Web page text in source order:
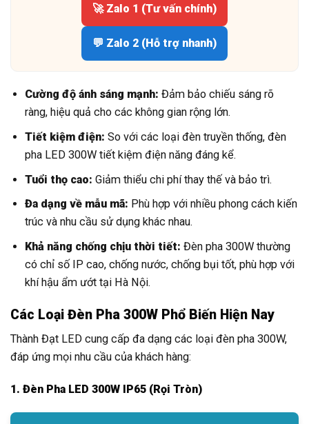
🚀 Zalo 1 (Tư vấn chính)
💬 Zalo 2 (Hỗ trợ nhanh)
Cường độ ánh sáng mạnh: Đảm bảo chiếu sáng rõ
ràng, hiệu quả cho các không gian rộng lớn.
Tiết kiệm điện: So với các loại đèn truyền thống, đèn
pha LED 300W tiết kiệm điện năng đáng kể.
Tuổi thọ cao: Giảm thiểu chi phí thay thế và bảo trì.
Đa dạng về mẫu mã: Phù hợp với nhiều phong cách kiến
trúc và nhu cầu sử dụng khác nhau.
Khả năng chống chịu thời tiết: Đèn pha 300W thường
có chỉ số IP cao, chống nước, chống bụi tốt, phù hợp với
khí hậu ẩm ướt tại Hà Nội.
Các Loại Đèn Pha 300W Phổ Biến Hiện Nay
Thành Đạt LED cung cấp đa dạng các loại đèn pha 300W,
đáp ứng mọi nhu cầu của khách hàng:
1. Đèn Pha LED 300W IP65 (Rọi Tròn)